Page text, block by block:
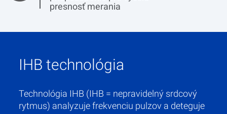
presnosť merania
IHB technológia
Technológia IHB (IHB = nepravidelný srdcový
rytmus) analyzuje frekvenciu pulzov a deteguje